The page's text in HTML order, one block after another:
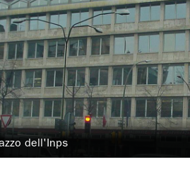
dell'Inps